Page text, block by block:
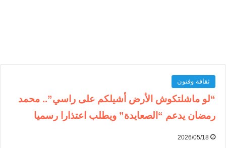
ثقافة وفنون
“لو ماشلتكوش الأرض أشيلكم على راسي”.. محمد
رمضان يدعم “الصعايدة” ويطلب اعتذارا رسميا
2026/05/18